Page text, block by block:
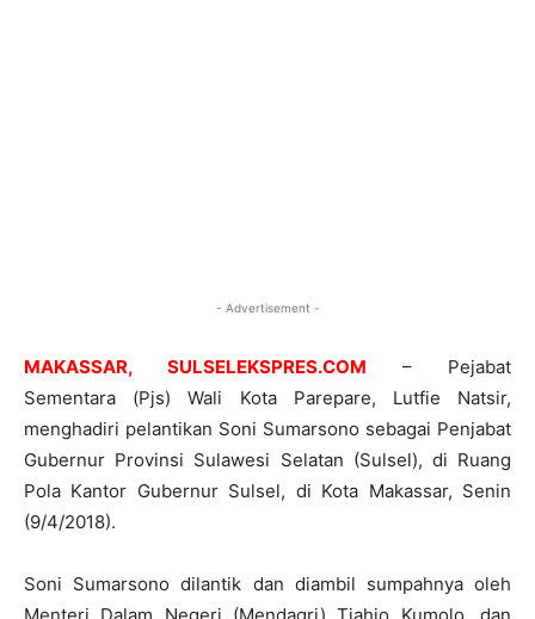
- Advertisement -
MAKASSAR, SULSELEKSPRES.COM – Pejabat
Sementara (Pjs) Wali Kota Parepare, Lutfie Natsir,
menghadiri pelantikan Soni Sumarsono sebagai Penjabat
Gubernur Provinsi Sulawesi Selatan (Sulsel), di Ruang
Pola Kantor Gubernur Sulsel, di Kota Makassar, Senin
(9/4/2018).
Soni Sumarsono dilantik dan diambil sumpahnya oleh